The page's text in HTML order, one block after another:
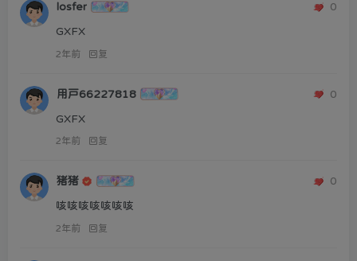
losfer 0
GXFX
2年前 回复
用户66227818 0
GXFX
2年前 回复
猪猪 0
咳咳咳咳咳咳咳
2年前 回复